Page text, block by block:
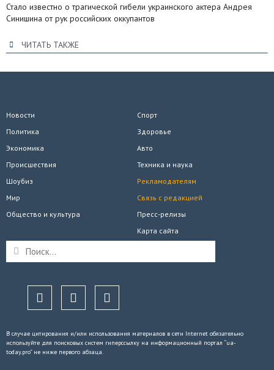
Стало известно о трагической гибели украинского актера Андрея
Синишина от рук российских оккупантов
ЧИТАТЬ ТАКЖЕ
Новости
Политика
Экономика
Происшествия
Спорт
Здоровье
Авто
Техника и наука
Шоубиз
Мир
Общество и культура
Рекламодателям
Связь с редакцией
Пресс-релизы
Карта сайта
В случае цитирования и/или использования материалов в сети Internet обязательно
используйте для поисковых систем гиперссылку на информационный портал “ua-
today.pro” не ниже первого абзаца.